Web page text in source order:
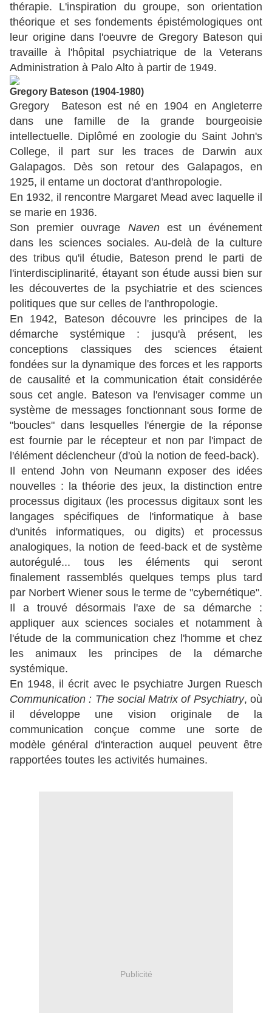
thérapie. L'inspiration du groupe, son orientation
théorique et ses fondements épistémologiques ont
leur origine dans l'oeuvre de Gregory Bateson qui
travaille à l'hôpital psychiatrique de la Veterans
Administration à Palo Alto à partir de 1949.
Gregory Bateson (1904-1980)
Gregory Bateson est né en 1904 en Angleterre
dans une famille de la grande bourgeoisie
intellectuelle. Diplômé en zoologie du Saint John's
College, il part sur les traces de Darwin aux
Galapagos. Dès son retour des Galapagos, en
1925, il entame un doctorat d'anthropologie.
En 1932, il rencontre Margaret Mead avec laquelle il
se marie en 1936.
Son premier ouvrage Navenest un événement
dans les sciences sociales. Au-delà de la culture
des tribus qu'il étudie, Bateson prend le parti de
l'interdisciplinarité, étayant son étude aussi bien sur
les découvertes de la psychiatrie et des sciences
politiques que sur celles de l'anthropologie.
En 1942, Bateson découvre les principes de la
démarche systémique : jusqu'à présent, les
conceptions classiques des sciences étaient
fondées sur la dynamique des forces et les rapports
de causalité et la communication était considérée
sous cet angle. Bateson va l'envisager comme un
système de messages fonctionnant sous forme de
"boucles" dans lesquelles l'énergie de la réponse
est fournie par le récepteur et non par l'impact de
l'élément déclencheur (d'où la notion de feed-back).
Il entend John von Neumann exposer des idées
nouvelles : la théorie des jeux, la distinction entre
processus digitaux (les processus digitaux sont les
langages spécifiques de l'informatique à base
d'unités informatiques, ou digits) et processus
analogiques, la notion de feed-back et de système
autorégulé... tous les éléments qui seront
finalement rassemblés quelques temps plus tard
par Norbert Wiener sous le terme de "cybernétique".
Il a trouvé désormais l'axe de sa démarche :
appliquer aux sciences sociales et notamment à
l'étude de la communication chez l'homme et chez
les animaux les principes de la démarche
systémique.
En 1948, il écrit avec le psychiatre Jurgen Ruesch
Communication : The social Matrix of Psychiatry, où
il développe une vision originale de la
communication conçue comme une sorte de
modèle général d'interaction auquel peuvent être
rapportées toutes les activités humaines.
Publicité